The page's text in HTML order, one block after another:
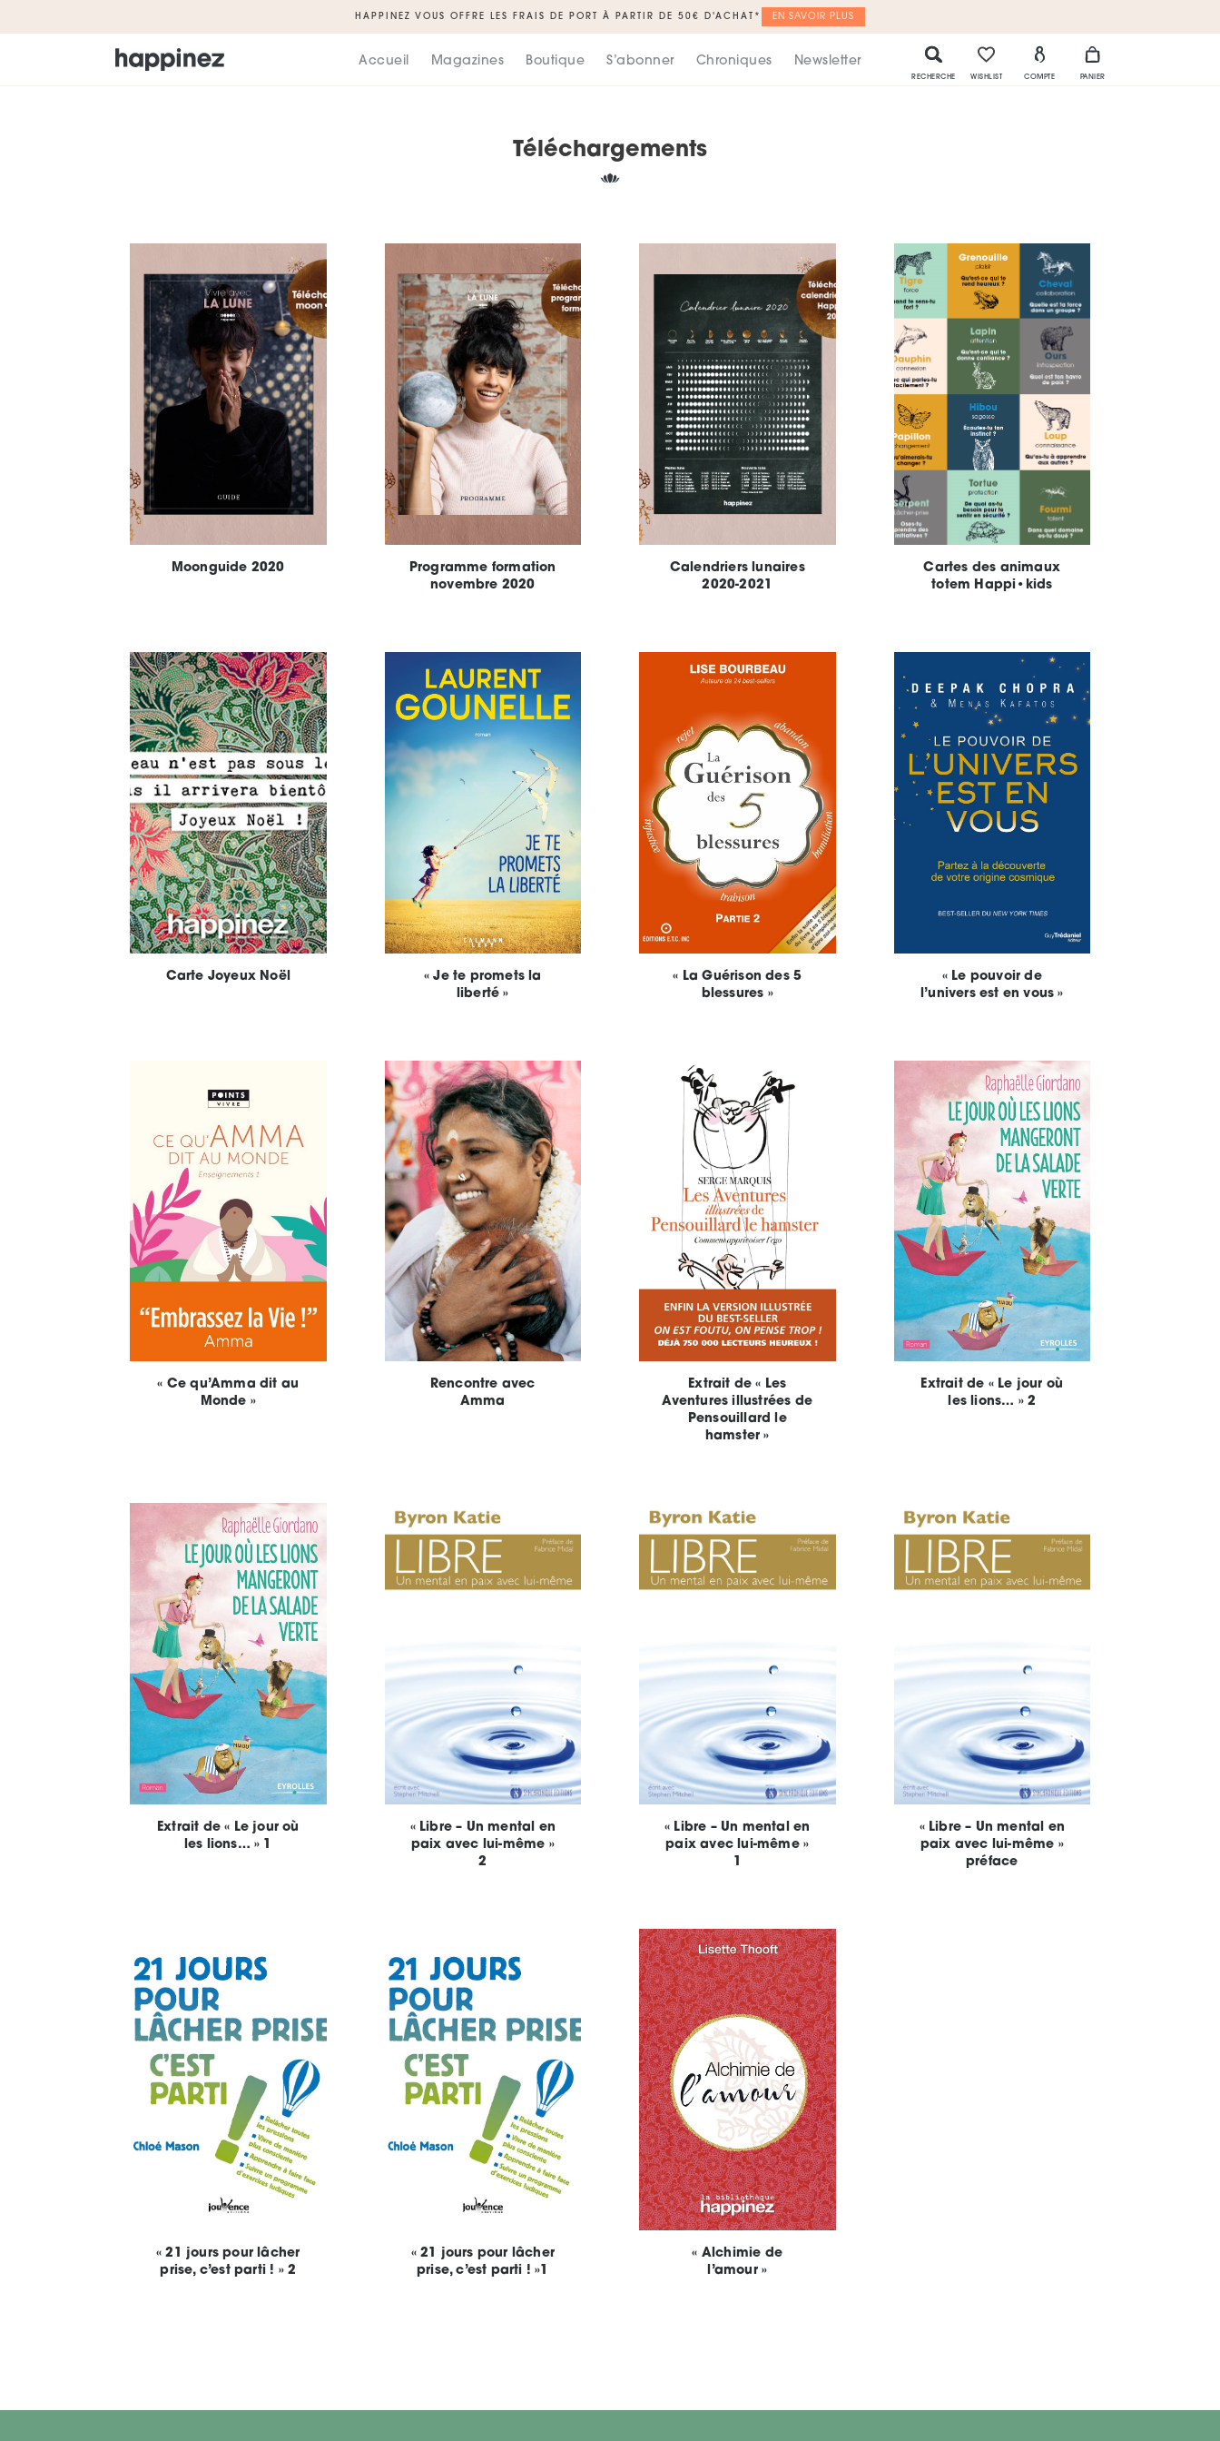
HAPPINEZ VOUS OFFRE LES FRAIS DE PORT À PARTIR DE 50€ D'ACHAT* EN SAVOIR PLUS
Accueil Magazines Boutique S’abonner Chroniques Newsletter
RECHERCHE WISHLIST COMPTE PANIER
Téléchargements
Moonguide 2020
Programme formation
novembre 2020
Calendriers lunaires
2020-2021
Cartes des animaux
totem Happi•kids
Carte Joyeux Noël
« Je te promets la
liberté »
« La Guérison des 5
blessures »
« Le pouvoir de
l’univers est en vous »
« Ce qu’Amma dit au
Monde »
Rencontre avec
Amma
Extrait de « Les
Aventures illustrées de
Pensouillard le
hamster »
Extrait de « Le jour où
les lions… » 2
Extrait de « Le jour où
les lions… » 1
« Libre – Un mental en
paix avec lui-même »
2
« Libre – Un mental en
paix avec lui-même »
1
« Libre – Un mental en
paix avec lui-même »
préface
« 21 jours pour lâcher
prise, c’est parti ! » 2
« 21 jours pour lâcher
prise, c’est parti ! »1
« Alchimie de
l’amour »